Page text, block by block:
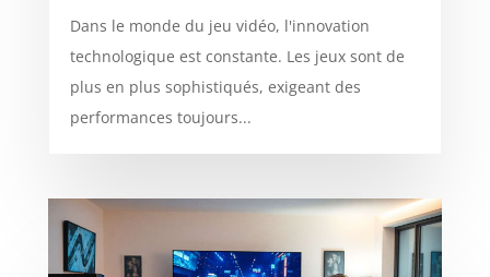
Dans le monde du jeu vidéo, l'innovation
technologique est constante. Les jeux sont de
plus en plus sophistiqués, exigeant des
performances toujours...